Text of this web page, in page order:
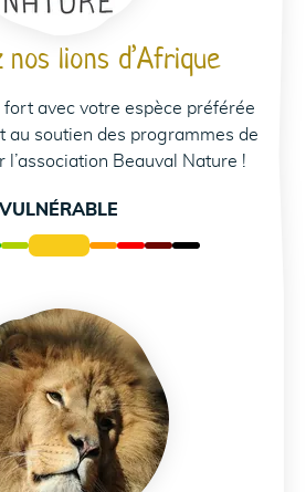
nos lions d’Afrique
fort avec votre espèce préférée
au soutien des programmes de
l’association Beauval Nature !
VULNÉRABLE
Parrainez Krüger